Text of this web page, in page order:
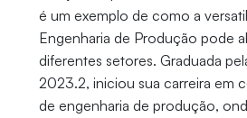
é um exemplo de como a
Engenharia de Produção pode
diferentes setores. Graduada
2023.2, iniciou sua carreira em
de engenharia de produção,